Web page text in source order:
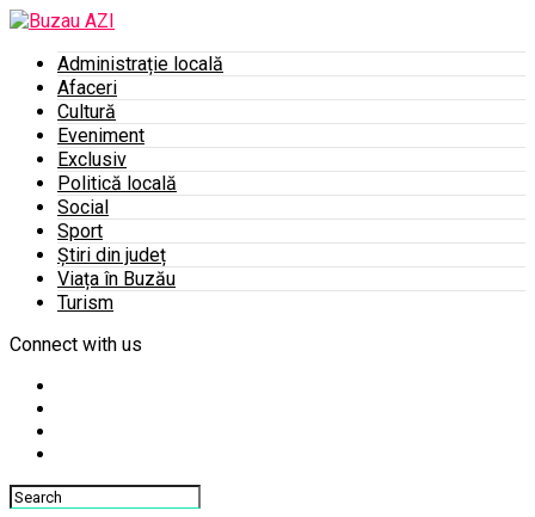
Administrație locală
Afaceri
Cultură
Eveniment
Exclusiv
Politică locală
Social
Sport
Știri din județ
Viața în Buzău
Turism
Connect with us